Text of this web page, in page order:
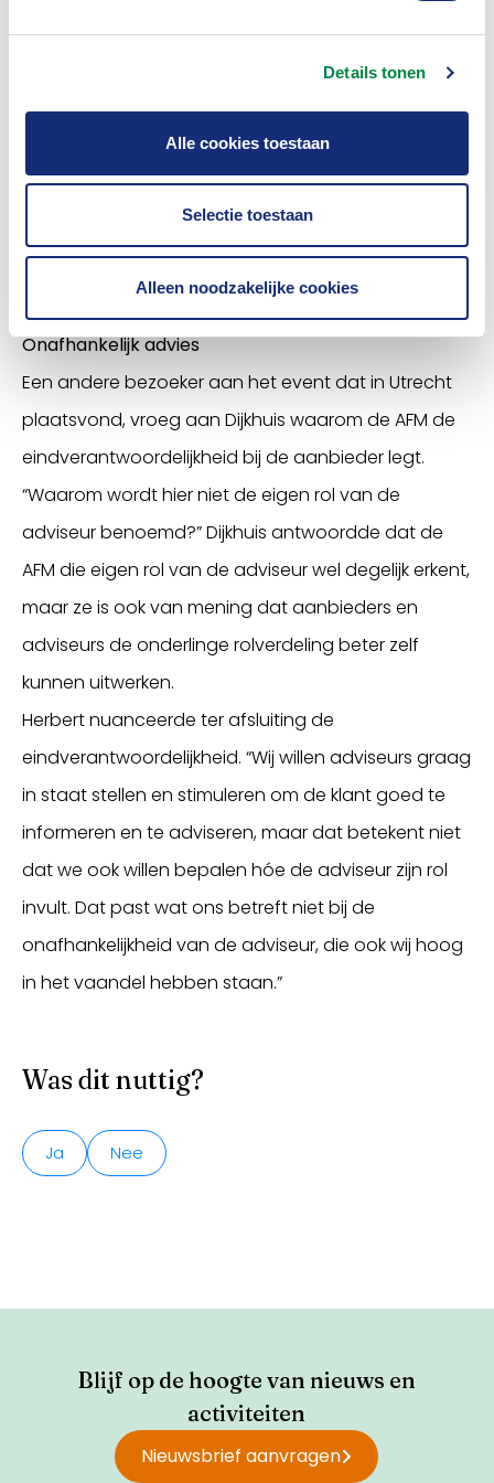
Details tonen
Alle cookies toestaan
Selectie toestaan
Alleen noodzakelijke cookies
woekerpolissen juist “heel leerzaam”. “En ik heb reden
om optimistisch te zijn”, benadrukte hij. “De aanpak
van hypotheekgerelateerde
beleggingsverzekeringen ging relatief goed door de
Onafhankelijk advies
Een andere bezoeker aan het event dat in Utrecht
plaatsvond, vroeg aan Dijkhuis waarom de AFM de
eindverantwoordelijkheid bij de aanbieder legt.
“Waarom wordt hier niet de eigen rol van de
adviseur benoemd?” Dijkhuis antwoordde dat de
AFM die eigen rol van de adviseur wel degelijk erkent,
maar ze is ook van mening dat aanbieders en
adviseurs de onderlinge rolverdeling beter zelf
kunnen uitwerken.
Herbert nuanceerde ter afsluiting de
eindverantwoordelijkheid. “Wij willen adviseurs graag
in staat stellen en stimuleren om de klant goed te
informeren en te adviseren, maar dat betekent niet
dat we ook willen bepalen hóe de adviseur zijn rol
invult. Dat past wat ons betreft niet bij de
onafhankelijkheid van de adviseur, die ook wij hoog
in het vaandel hebben staan.”
Was dit nuttig?
Ja Nee
Blijf op de hoogte van nieuws en
activiteiten
Nieuwsbrief aanvragen